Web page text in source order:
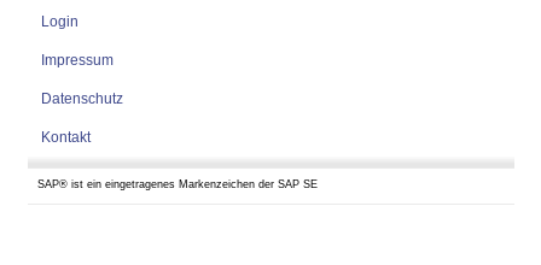
Login
Impressum
Datenschutz
Kontakt
SAP® ist ein eingetragenes Markenzeichen der SAP SE